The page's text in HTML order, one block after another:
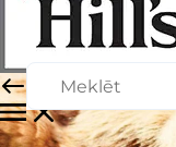
Personāla